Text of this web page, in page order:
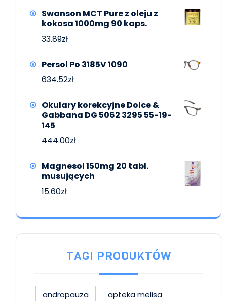
Swanson MCT Pure z oleju z
kokosa 1000mg 90 kaps.
33.89zł
Persol Po 3185V 1090
634.52zł
Okulary korekcyjne Dolce &
Gabbana DG 5062 3295 55-19-
145
444.00zł
Magnesol 150mg 20 tabl.
musujących
15.60zł
TAGI PRODUKTÓW
andropauza
apteka melisa